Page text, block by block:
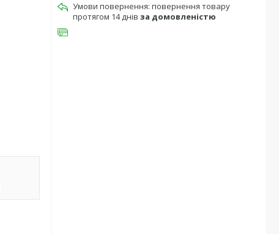
повернення товару
протягом 14 днів за домовленістю